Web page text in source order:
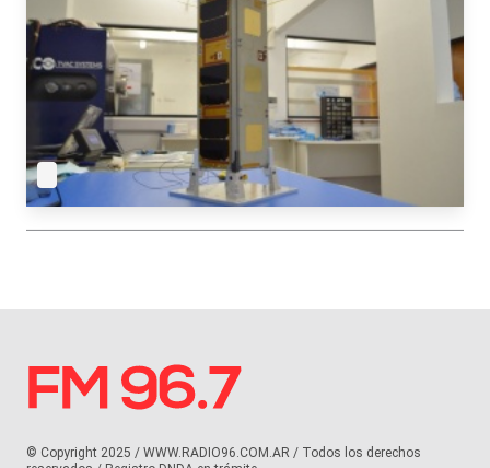
© Copyright 2025 / WWW.RADIO96.COM.AR / Todos los derechos